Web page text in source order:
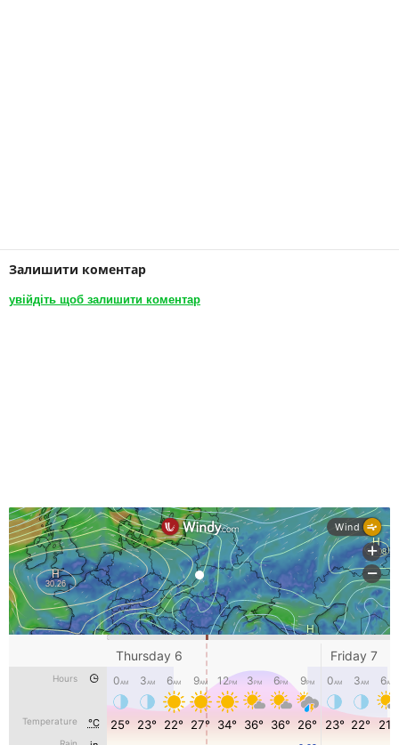
Залишити коментар
увійдіть щоб залишити коментар